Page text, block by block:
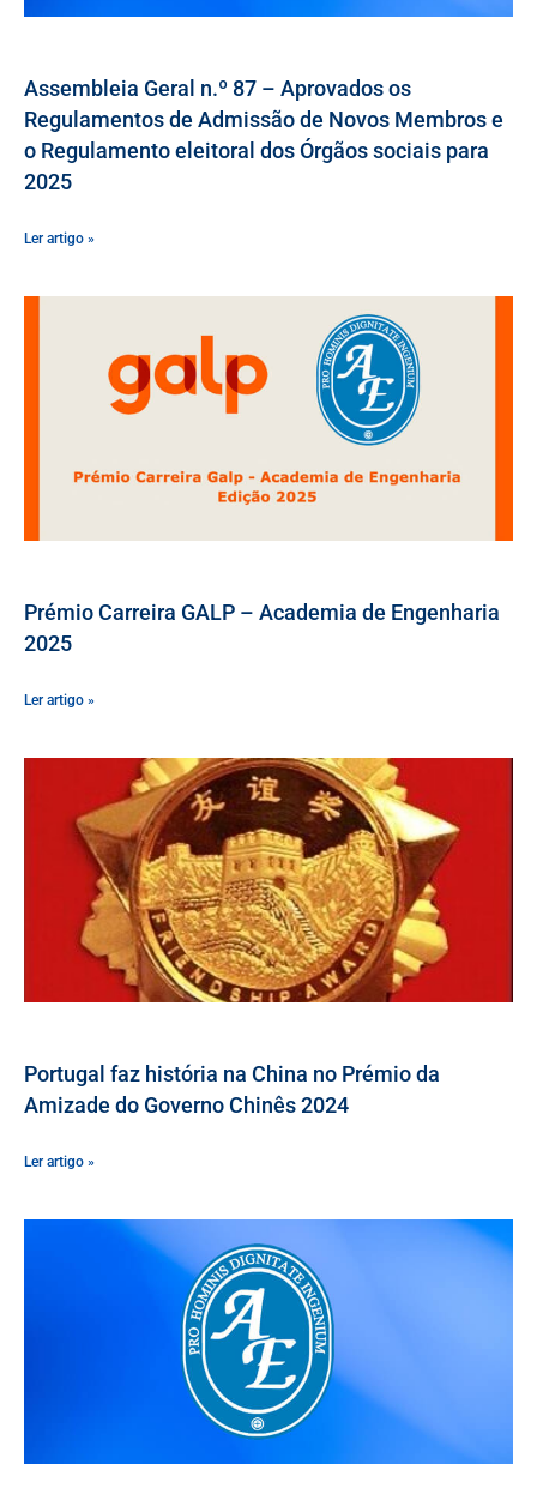
Assembleia Geral n.º 87 – Aprovados os
Regulamentos de Admissão de Novos Membros e
o Regulamento eleitoral dos Órgãos sociais para
2025
Ler artigo »
Prémio Carreira GALP – Academia de Engenharia
2025
Ler artigo »
Portugal faz história na China no Prémio da
Amizade do Governo Chinês 2024
Ler artigo »